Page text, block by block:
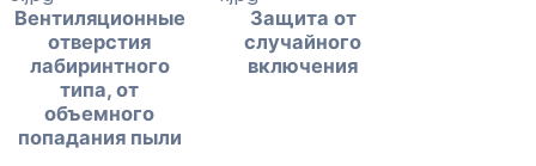
Вентиляционные
отверстия
лабиринтного
типа, от
объемного
попадания пыли
Защита от
случайного
включения